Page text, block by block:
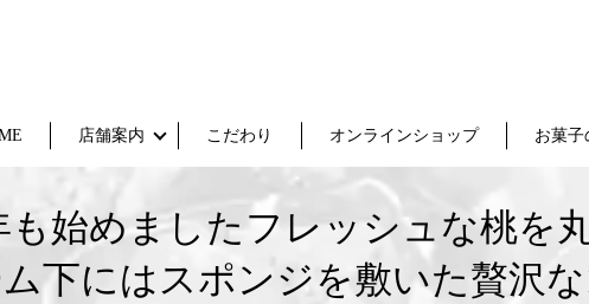
店舗案内 こだわり オンラインショップ お菓子
も始めましたフレッシュな桃を
下にはスポンジを敷いた贅沢